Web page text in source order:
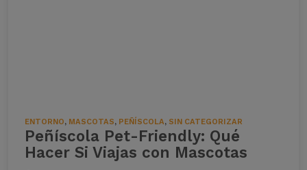
ENTORNO, MASCOTAS, PEÑÍSCOLA, SIN CATEGORIZAR
Peñíscola Pet-Friendly: Qué
Hacer Si Viajas con Mascotas